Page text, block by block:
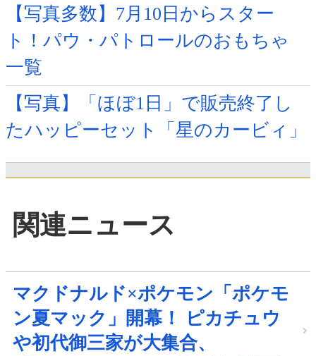
【写真多数】7月10日からスター
ト！パウ・パトロールのおもちゃ
一覧
【写真】「ほぼ1日」で販売終了し
たハッピーセット「星のカービィ」
関連ニュース
マクドナルド×ポケモン「ポケモ
ン夏マック」開幕！ ピカチュウ
や初代御三家が大集合、